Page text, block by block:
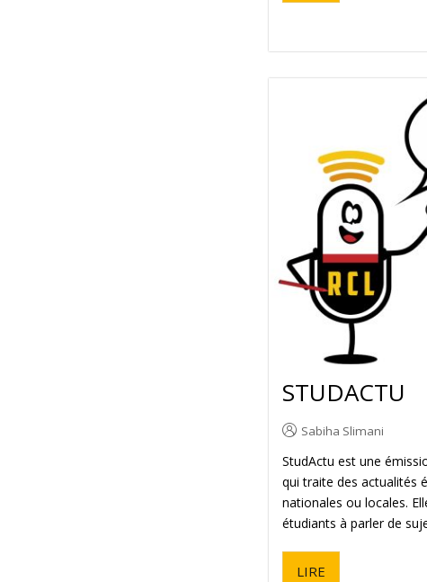
STUDACTU
Sabiha Slimani
StudActu est une
qui traite des actualités
nationales ou locales.
étudiants à parler de
LIRE